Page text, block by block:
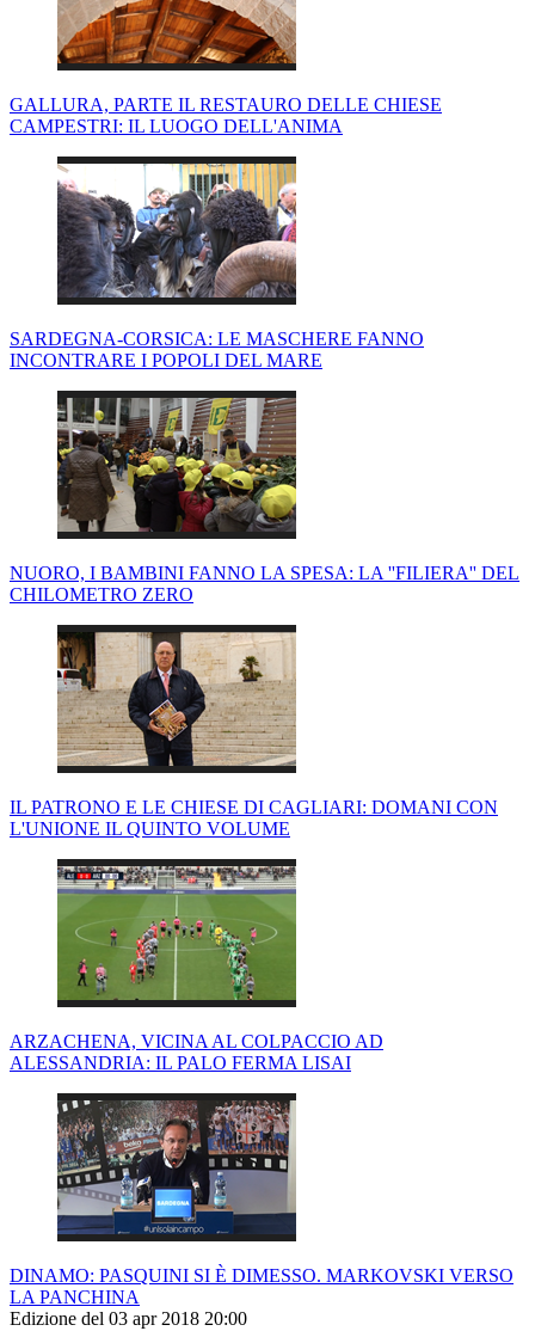
GALLURA, PARTE IL RESTAURO DELLE CHIESE
CAMPESTRI: IL LUOGO DELL'ANIMA
SARDEGNA-CORSICA: LE MASCHERE FANNO
INCONTRARE I POPOLI DEL MARE
NUORO, I BAMBINI FANNO LA SPESA: LA ''FILIERA'' DEL
CHILOMETRO ZERO
IL PATRONO E LE CHIESE DI CAGLIARI: DOMANI CON
L'UNIONE IL QUINTO VOLUME
ARZACHENA, VICINA AL COLPACCIO AD
ALESSANDRIA: IL PALO FERMA LISAI
DINAMO: PASQUINI SI È DIMESSO. MARKOVSKI VERSO
LA PANCHINA
Edizione del 03 apr 2018 20:00